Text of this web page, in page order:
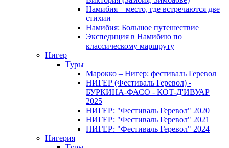
Намибия – место, где встречаются две
стихии
Намибия: Большое путешествие
Экспедиция в Намибию по
классическому маршруту
Нигер
Туры
Марокко – Нигер: фестиваль Геревол
НИГЕР (Фестиваль Геревол) -
БУРКИНА-ФАСО - КОТ-Д'ИВУАР
2025
НИГЕР: "Фестиваль Геревол" 2020
НИГЕР: "Фестиваль Геревол" 2021
НИГЕР: "Фестиваль Геревол" 2024
Нигерия